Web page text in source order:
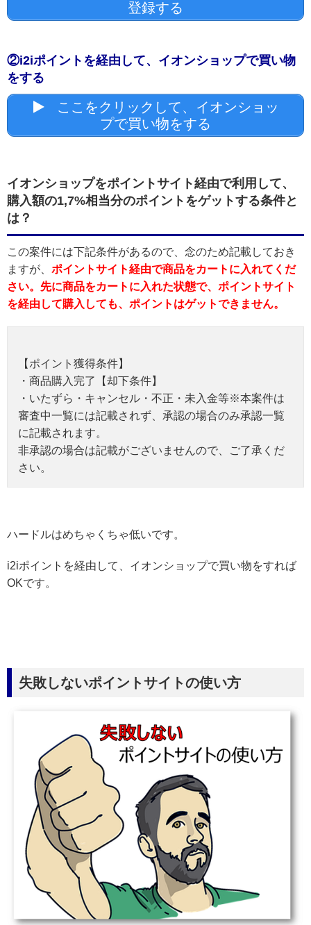
登録する
②i2iポイントを経由して、イオンショップで買い物
をする
ここをクリックして、イオンショッ
プで買い物をする
イオンショップをポイントサイト経由で利用して、
購入額の1,7%相当分のポイントをゲットする条件と
は？
この案件には下記条件があるので、念のため記載しておき
ますが、 ポイントサイト経由で商品をカートに入れてくだ
さい。先に商品をカートに入れた状態で、ポイントサイト
を経由して購入しても、ポイントはゲットできません。
【ポイント獲得条件】
・商品購入完了【却下条件】
・いたずら・キャンセル・不正・未入金等※本案件は
審査中一覧には記載されず、承認の場合のみ承認一覧
に記載されます。
非承認の場合は記載がございませんので、ご了承くだ
さい。
ハードルはめちゃくちゃ低いです。
i2iポイントを経由して、イオンショップで買い物をすれば
OKです。
失敗しないポイントサイトの使い方